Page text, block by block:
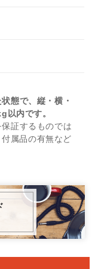
態で、縦・横・
以内です。
証するものでは
属品の有無など